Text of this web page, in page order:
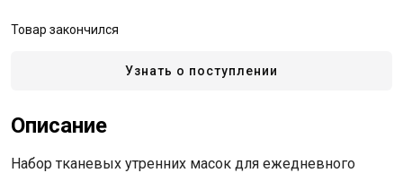
Товар закончился
Узнать о поступлении
Описание
Набор тканевых утренних масок для ежедневного